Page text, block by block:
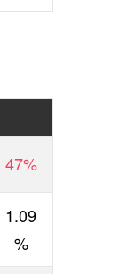
47%
1.09
%